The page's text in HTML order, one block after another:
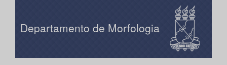
Departamento de Morfologia